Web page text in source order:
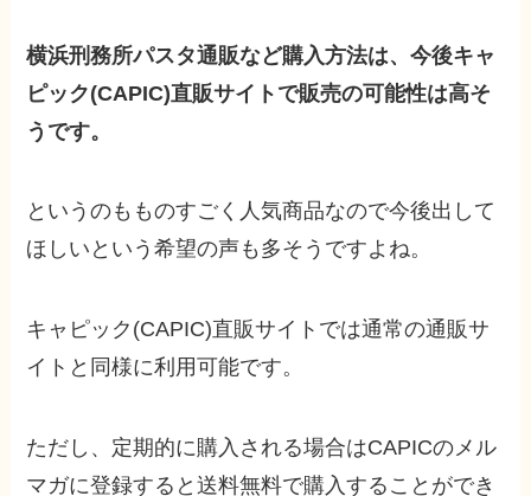
横浜刑務所パスタ通販など購入方法は、今後キャ
ピック(CAPIC)直販サイトで販売の可能性は高そ
うです。
というのもものすごく人気商品なので今後出して
ほしいという希望の声も多そうですよね。
キャピック(CAPIC)直販サイトでは通常の通販サ
イトと同様に利用可能です。
ただし、定期的に購入される場合はCAPICのメル
マガに登録すると送料無料で購入することができ